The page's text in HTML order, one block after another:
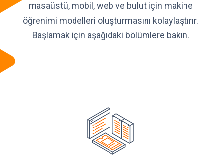
masaüstü, mobil, web ve bulut için makine
öğrenimi modelleri oluşturmasını kolaylaştırır.
Başlamak için aşağıdaki bölümlere bakın.